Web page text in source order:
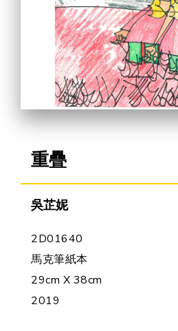
網上藝廊
合作機會
重疊
吳芷妮
2D01640
馬克筆紙本
29cm X 38cm
2019